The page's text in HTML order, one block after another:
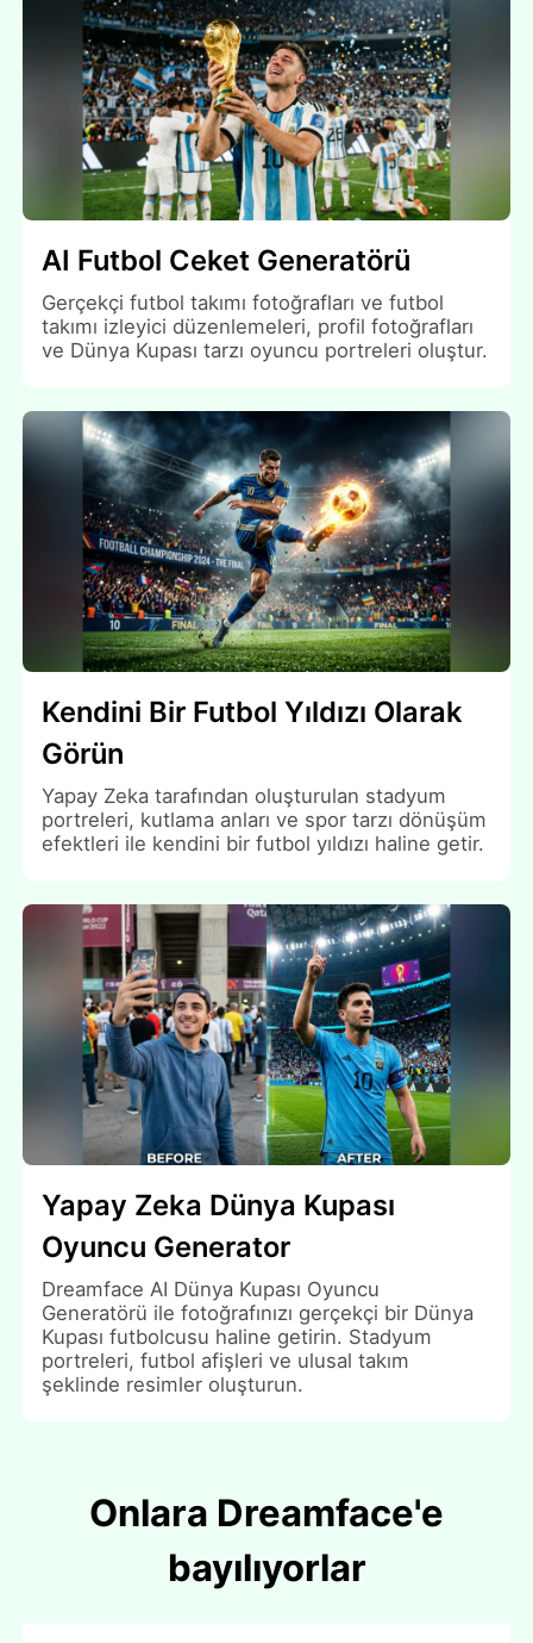
AI Futbol Ceket Generatörü
Gerçekçi futbol takımı fotoğrafları ve futbol
takımı izleyici düzenlemeleri, profil fotoğrafları
ve Dünya Kupası tarzı oyuncu portreleri oluştur.
Kendini Bir Futbol Yıldızı Olarak
Görün
Yapay Zeka tarafından oluşturulan stadyum
portreleri, kutlama anları ve spor tarzı dönüşüm
efektleri ile kendini bir futbol yıldızı haline getir.
Yapay Zeka Dünya Kupası
Oyuncu Generator
Dreamface AI Dünya Kupası Oyuncu
Generatörü ile fotoğrafınızı gerçekçi bir Dünya
Kupası futbolcusu haline getirin. Stadyum
portreleri, futbol afişleri ve ulusal takım
şeklinde resimler oluşturun.
Onlara Dreamface'e
bayılıyorlar